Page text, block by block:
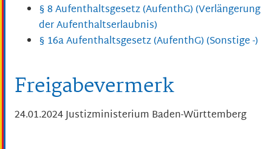
§ 8 Aufenthaltsgesetz (AufenthG) (Verlängerung
der Aufenthaltserlaubnis)
§ 16a Aufenthaltsgesetz (AufenthG) (Sonstige -)
Freigabevermerk
24.01.2024 Justizministerium Baden-Württemberg